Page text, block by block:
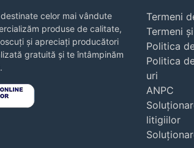
celor mai vândute
produse de calitate,
și apreciați producători
gratuită și te întâmpinăm
Termeni
Termeni
Politica
Politica
uri
ANPC
litigiilor